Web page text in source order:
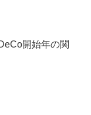
開始年の関